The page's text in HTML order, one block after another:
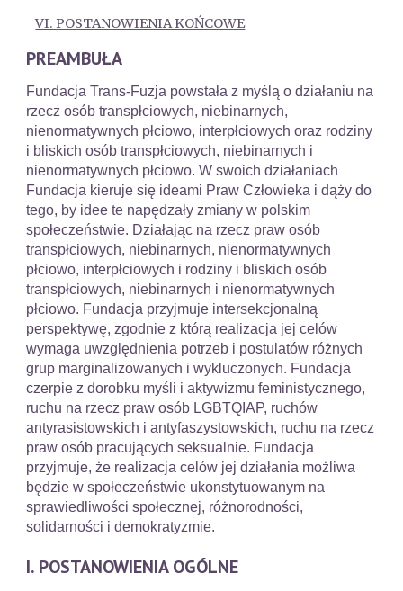
VI. POSTANOWIENIA KOŃCOWE
PREAMBUŁA
Fundacja Trans-Fuzja powstała z myślą o działaniu na
rzecz osób transpłciowych, niebinarnych,
nienormatywnych płciowo, interpłciowych oraz rodziny
i bliskich osób transpłciowych, niebinarnych i
nienormatywnych płciowo. W swoich działaniach
Fundacja kieruje się ideami Praw Człowieka i dąży do
tego, by idee te napędzały zmiany w polskim
społeczeństwie. Działając na rzecz praw osób
transpłciowych, niebinarnych, nienormatywnych
płciowo, interpłciowych i rodziny i bliskich osób
transpłciowych, niebinarnych i nienormatywnych
płciowo. Fundacja przyjmuje intersekcjonalną
perspektywę, zgodnie z którą realizacja jej celów
wymaga uwzględnienia potrzeb i postulatów różnych
grup marginalizowanych i wykluczonych. Fundacja
czerpie z dorobku myśli i aktywizmu feministycznego,
ruchu na rzecz praw osób LGBTQIAP, ruchów
antyrasistowskich i antyfaszystowskich, ruchu na rzecz
praw osób pracujących seksualnie. Fundacja
przyjmuje, że realizacja celów jej działania możliwa
będzie w społeczeństwie ukonstytuowanym na
sprawiedliwości społecznej, różnorodności,
solidarności i demokratyzmie.
I. POSTANOWIENIA OGÓLNE